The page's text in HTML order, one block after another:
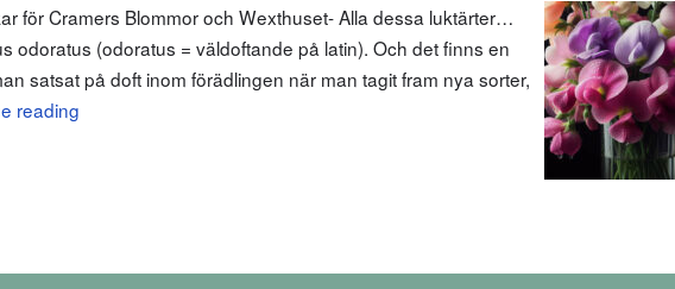
för Cramers Blommor och Wexthuset- Alla dessa luktärter…
odoratus (odoratus = väldoftande på latin). Och det finns en
satsat på doft inom förädlingen när man tagit fram nya sorter,
reading